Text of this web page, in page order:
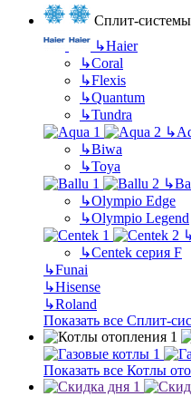
Сплит-системы
↳Haier
↳Coral
↳Flexis
↳Quantum
↳Tundra
↳
↳Biwa
↳Toya
↳
↳Olympio Edge
↳Olympio Legend
↳Centek серия F
↳Funai
↳Hisense
↳Roland
Показать все Сплит-
Показать все Котлы